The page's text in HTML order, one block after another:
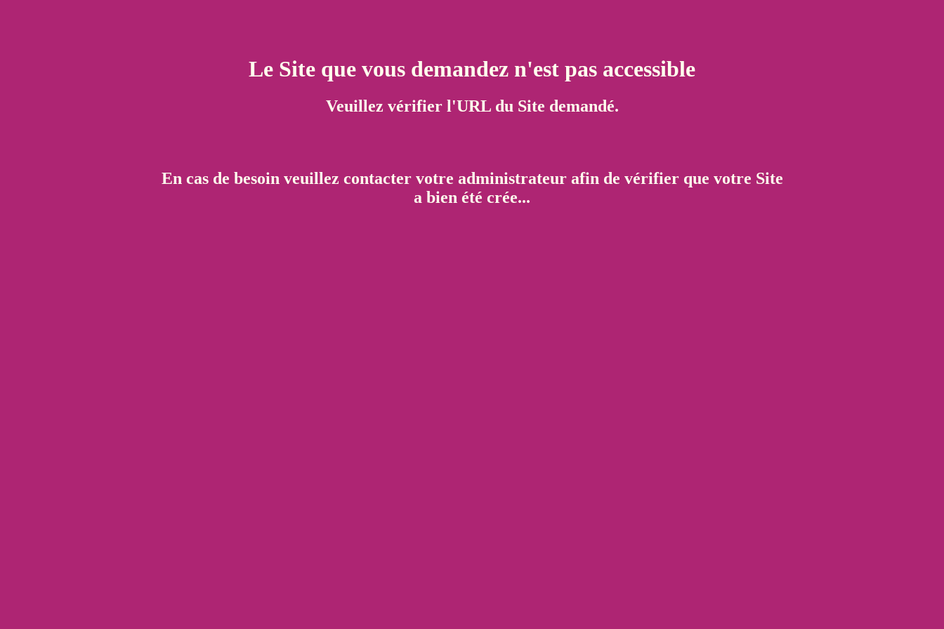
Le Site que vous demandez n'est pas accessible
Veuillez vérifier l'URL du Site demandé.
En cas de besoin veuillez contacter votre administrateur afin de vérifier que votre Site
a bien été crée...